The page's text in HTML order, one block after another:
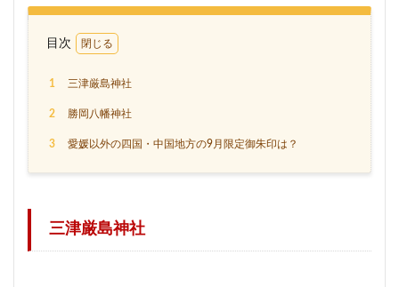
目次
1 三津厳島神社
2 勝岡八幡神社
3 愛媛以外の四国・中国地方の9月限定御朱印は？
三津厳島神社